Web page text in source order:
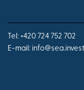
Tel: +420 724 752 702
E-mail: info@